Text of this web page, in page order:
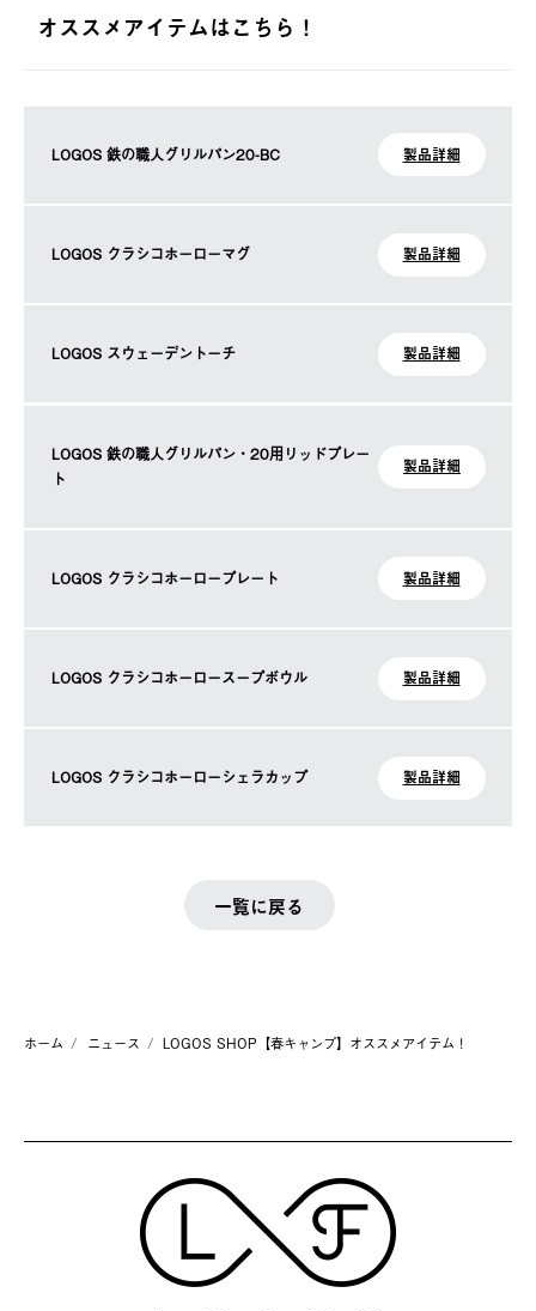
オススメアイテムはこちら！
LOGOS 鉄の職人グリルパン20-BC 製品詳細
LOGOS クラシコホーローマグ 製品詳細
LOGOS スウェーデントーチ 製品詳細
LOGOS 鉄の職人グリルパン・20用リッドプレー
ト
製品詳細
LOGOS クラシコホーロープレート 製品詳細
LOGOS クラシコホーロースープボウル 製品詳細
LOGOS クラシコホーローシェラカップ 製品詳細
一覧に戻る
ホーム ニュース LOGOS SHOP【春キャンプ】オススメアイテム！